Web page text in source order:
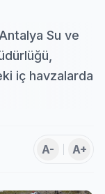
Su ve
iç havzalarda
A- A+